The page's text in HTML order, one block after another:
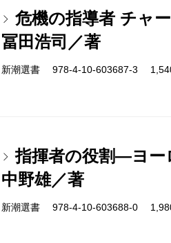
危機の指導者 チャ
冨田浩司／著
新潮選書 978-4-10-603687-3
指揮者の役割―ヨ
中野雄／著
新潮選書 978-4-10-603688-0